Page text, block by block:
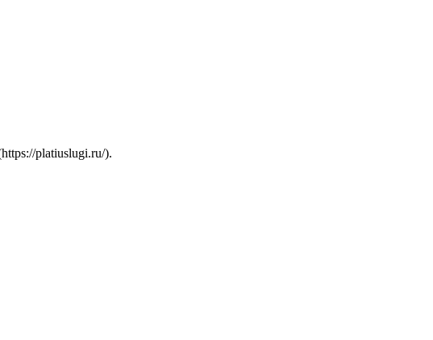
platiuslugi.ru/).